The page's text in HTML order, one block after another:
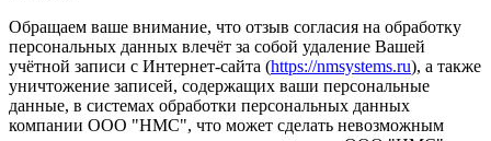
Обращаем ваше внимание, что отзыв согласия на обработку
персональных данных влечёт за собой удаление Вашей
учётной записи с Интернет-сайта (https://nmsystems.ru), а также
уничтожение записей, содержащих ваши персональные
данные, в системах обработки персональных данных
компании ООО "НМС", что может сделать невозможным